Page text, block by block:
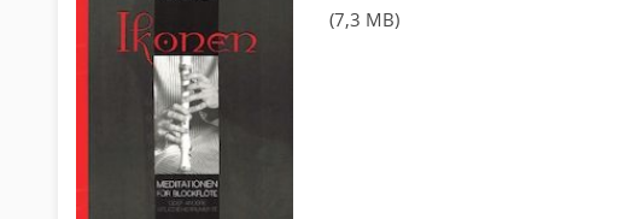
(7,3 MB)